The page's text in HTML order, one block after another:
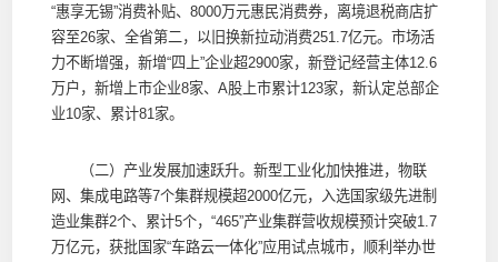
“惠享无锡”消费补贴、8000万元惠民消费券，离境退税商店扩
容至26家、全省第二，以旧换新拉动消费251.7亿元。市场活
力不断增强，新增“四上”企业超2900家，新登记经营主体12.6
万户，新增上市企业8家、A股上市累计123家，新认定总部企
业10家、累计81家。
（二）产业发展加速跃升。新型工业化加快推进，物联
网、集成电路等7个集群规模超2000亿元，入选国家级先进制
造业集群2个、累计5个，“465”产业集群营收规模预计突破1.7
万亿元，获批国家“车路云一体化”应用试点城市，顺利举办世